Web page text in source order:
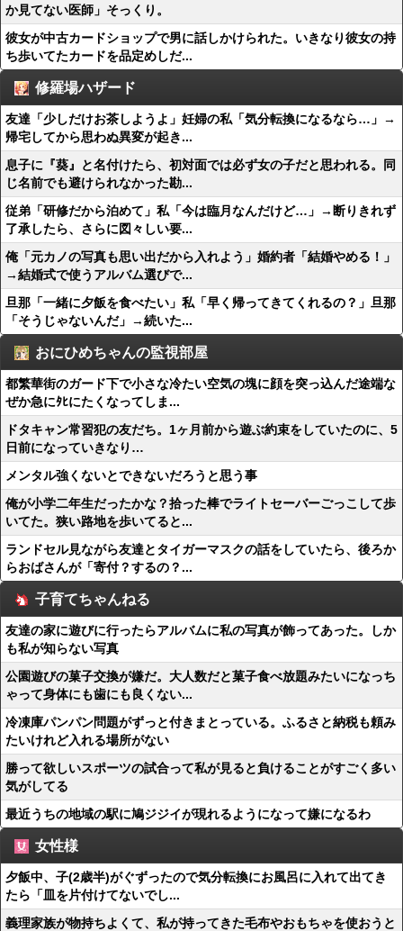
か見てない医師」そっくり。
彼女が中古カードショップで男に話しかけられた。いきなり彼女の持
ち歩いてたカードを品定めしだ...
修羅場ハザード
友達「少しだけお茶しようよ」妊婦の私「気分転換になるなら…」→
帰宅してから思わぬ異変が起き...
息子に『葵』と名付けたら、初対面では必ず女の子だと思われる。同
じ名前でも避けられなかった勘...
従弟「研修だから泊めて」私「今は臨月なんだけど…」→断りきれず
了承したら、さらに図々しい要...
俺「元カノの写真も思い出だから入れよう」婚約者「結婚やめる！」
→結婚式で使うアルバム選びで...
旦那「一緒に夕飯を食べたい」私「早く帰ってきてくれるの？」旦那
「そうじゃないんだ」→続いた...
おにひめちゃんの監視部屋
都繁華街のガード下で小さな冷たい空気の塊に顔を突っ込んだ途端な
ぜか急にﾀﾋにたくなってしま...
ドタキャン常習犯の友だち。1ヶ月前から遊ぶ約束をしていたのに、5
日前になっていきなり…
メンタル強くないとできないだろうと思う事
俺が小学二年生だったかな？拾った棒でライトセーバーごっこして歩
いてた。狭い路地を歩いてると...
ランドセル見ながら友達とタイガーマスクの話をしていたら、後ろか
らおばさんが「寄付？するの？...
子育てちゃんねる
友達の家に遊びに行ったらアルバムに私の写真が飾ってあった。しか
も私が知らない写真
公園遊びの菓子交換が嫌だ。大人数だと菓子食べ放題みたいになっち
ゃって身体にも歯にも良くない...
冷凍庫パンパン問題がずっと付きまとっている。ふるさと納税も頼み
たいけれど入れる場所がない
勝って欲しいスポーツの試合って私が見ると負けることがすごく多い
気がしてる
最近うちの地域の駅に鳩ジジイが現れるようになって嫌になるわ
女性様
夕飯中、子(2歳半)がぐずったので気分転換にお風呂に入れて出てき
たら「皿を片付けてないでし...
義理家族が物持ちよくて、私が持ってきた毛布やおもちゃを使おうと